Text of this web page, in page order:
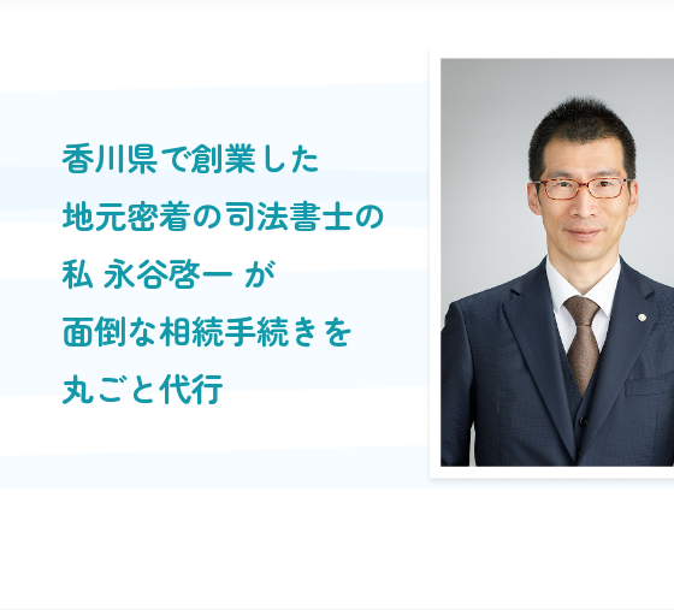
香川県で創業した
地元密着の司法書士の
私 永谷啓一 が
面倒な相続手続きを
丸ごと代行